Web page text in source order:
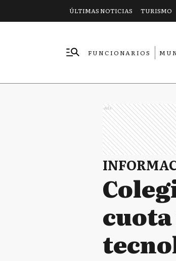
ÚLTIMAS NOTICIAS TURISMO
FUNCIONARIOS
Ads